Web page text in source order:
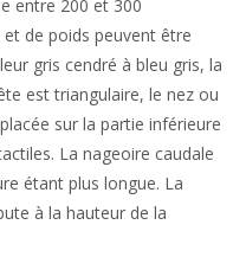
entre 200 et 300
de poids peuvent être
gris cendré à bleu gris, la
est triangulaire, le nez ou
sur la partie inférieure
La nageoire caudale
étant plus longue. La
à la hauteur de la